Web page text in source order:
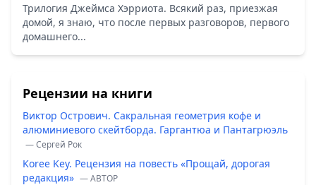
Трилогия Джеймса Хэрриота. Всякий раз, приезжая
домой, я знаю, что после первых разговоров, первого
домашнего...
Рецензии на книги
Виктор Острович. Сакральная геометрия кофе и
алюминиевого скейтборда. Гаргантюа и Пантагрюэль
— Сергей Рок
Koree Key. Рецензия на повесть «Прощай, дорогая
редакция» — ABTOP